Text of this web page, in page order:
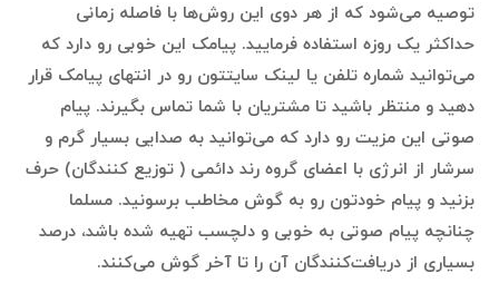
توصیه می‌شود که از هر دوی این روش‌ها با فاصله زمانی
حداکثر یک روزه استفاده فرمایید. پیامک این خوبی رو دارد که
می‌توانید شماره تلفن یا لینک سایتتون رو در انتهای پیامک قرار
دهید و منتظر باشید تا مشتریان با شما تماس بگیرند. پیام
صوتی این مزیت رو دارد که می‌توانید به صدایی بسیار گرم و
سرشار از انرژی با اعضای گروه رند دائمی ( توزیع کنندگان) حرف
بزنید و پیام خودتون رو به گوش مخاطب برسونید. مسلما
چنانچه پیام صوتی به خوبی و دلچسب تهیه شده باشد، درصد
بسیاری از دریافت‌کنندگان آن را تا آخر گوش می‌کنند.